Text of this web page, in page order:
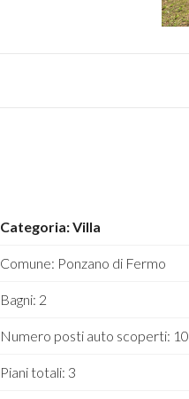
Categoria: Villa
Comune: Ponzano di Fermo
Bagni: 2
Numero posti auto scoperti: 10
Piani totali: 3